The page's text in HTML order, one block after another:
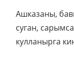
Ашказаны,
суган,
кулланырга